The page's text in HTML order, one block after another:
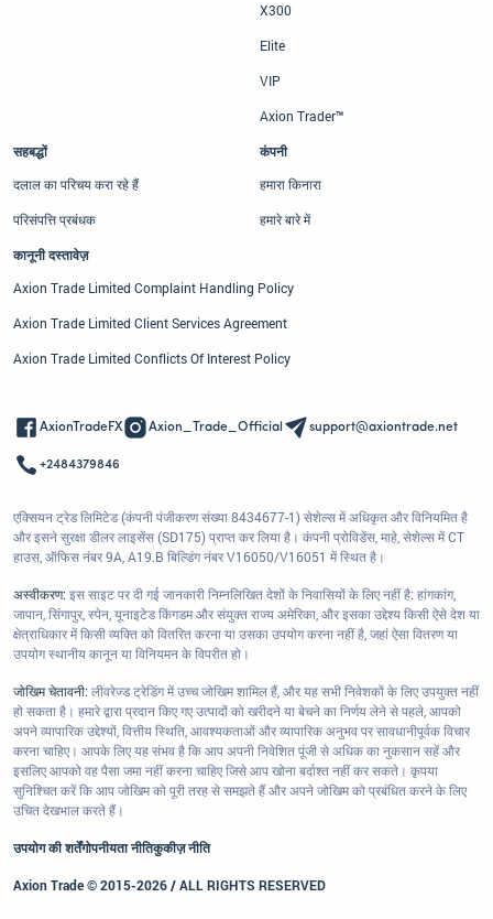
X300
Elite
VIP
Axion Trader™
सहबद्धों
दलाल का परिचय करा रहे हैं
परिसंपत्ति प्रबंधक
कंपनी
हमारा किनारा
हमारे बारे में
कानूनी दस्तावेज़
Axion Trade Limited Complaint Handling Policy
Axion Trade Limited Client Services Agreement
Axion Trade Limited Conflicts Of Interest Policy
AxionTradeFX Axion_Trade_Official support@axiontrade.net
+2484379846
एक्सियन ट्रेड लिमिटेड (कंपनी पंजीकरण संख्या 8434677-1) सेशेल्स में अधिकृत और विनियमित है
और इसने सुरक्षा डीलर लाइसेंस (SD175) प्राप्त कर लिया है। कंपनी प्रोविडेंस, माहे, सेशेल्स में CT
हाउस, ऑफिस नंबर 9A, A19.B बिल्डिंग नंबर V16050/V16051 में स्थित है।
अस्वीकरण: इस साइट पर दी गई जानकारी निम्नलिखित देशों के निवासियों के लिए नहीं है: हांगकांग,
जापान, सिंगापुर, स्पेन, यूनाइटेड किंगडम और संयुक्त राज्य अमेरिका, और इसका उद्देश्य किसी ऐसे देश या
क्षेत्राधिकार में किसी व्यक्ति को वितरित करना या उसका उपयोग करना नहीं है, जहां ऐसा वितरण या
उपयोग स्थानीय कानून या विनियमन के विपरीत हो।
जोखिम चेतावनी: लीवरेज्ड ट्रेडिंग में उच्च जोखिम शामिल हैं, और यह सभी निवेशकों के लिए उपयुक्त नहीं
हो सकता है। हमारे द्वारा प्रदान किए गए उत्पादों को खरीदने या बेचने का निर्णय लेने से पहले, आपको
अपने व्यापारिक उद्देश्यों, वित्तीय स्थिति, आवश्यकताओं और व्यापारिक अनुभव पर सावधानीपूर्वक विचार
करना चाहिए। आपके लिए यह संभव है कि आप अपनी निवेशित पूंजी से अधिक का नुकसान सहें और
इसलिए आपको वह पैसा जमा नहीं करना चाहिए जिसे आप खोना बर्दाश्त नहीं कर सकते। कृपया
सुनिश्चित करें कि आप जोखिम को पूरी तरह से समझते हैं और अपने जोखिम को प्रबंधित करने के लिए
उचित देखभाल करते हैं।
उपयोग की शर्तेंगोपनीयता नीतिकुकीज़ नीति
Axion Trade © 2015-2026 / ALL RIGHTS RESERVED